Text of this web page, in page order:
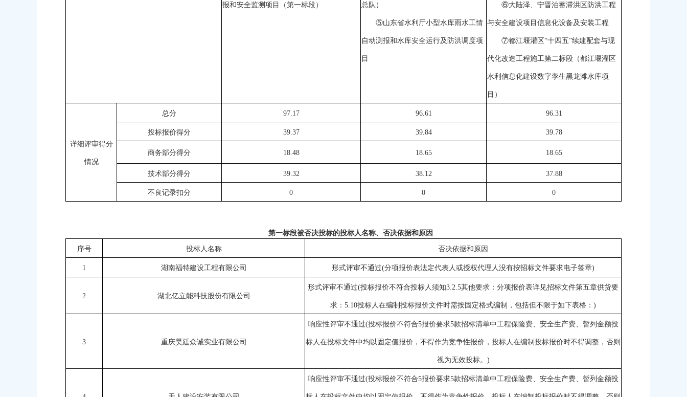
报和安全监测项目（第一标段） 总队）
⑤山东省水利厅小型水库雨水工情
自动测报和水库安全运行及防洪调度项
目
⑥大陆泽、宁晋泊蓄滞洪区防洪工程
与安全建设项目信息化设备及安装工程
⑦都江堰灌区“十四五”续建配套与现
代化改造工程施工第二标段（都江堰灌区
水利信息化建设数字孪生黑龙滩水库项
目）
详细评审得分
情况
总分 97.17 96.61 96.31
投标报价得分 39.37 39.84 39.78
商务部分得分 18.48 18.65 18.65
技术部分得分 39.32 38.12 37.88
不良记录扣分 0 0 0
第一标段被否决投标的投标人名称、否决依据和原因
序号 投标人名称 否决依据和原因
1 湖南福特建设工程有限公司 形式评审不通过(分项报价表法定代表人或授权代理人没有按招标文件要求电子签章)
2 湖北亿立能科技股份有限公司
形式评审不通过(投标报价不符合投标人须知3.2.5其他要求：分项报价表详见招标文件第五章供货要
求：5.10投标人在编制投标报价文件时需按固定格式编制，包括但不限于如下表格：)
3 重庆昊廷众诚实业有限公司
响应性评审不通过(投标报价不符合5报价要求5款招标清单中工程保险费、安全生产费、暂列金额投
标人在投标文件中均以固定值报价，不得作为竞争性报价，投标人在编制投标报价时不得调整，否则
视为无效投标。)
响应性评审不通过(投标报价不符合5报价要求5款招标清单中工程保险费、安全生产费、暂列金额投